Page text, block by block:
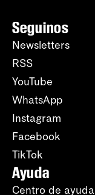
Seguinos
Newsletters
RSS
YouTube
WhatsApp
Instagram
Facebook
TikTok
Ayuda
Centro de ayuda